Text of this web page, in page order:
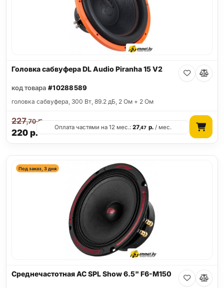
Головка сабвуфера DL Audio Piranha 15 V2
код товара #10288589
головка сабвуфера, 300 Вт, 89.2 дБ, 2 Ом + 2 Ом
220р.
227,70р.
Оплата частями на 12 мес.:27,47 р./ мес.
Под заказ, 3 дня
Среднечастотная АС SPL Show 6.5" F6-M150